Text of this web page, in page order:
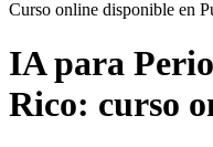
Curso online disponible en
IA para
Rico: curso